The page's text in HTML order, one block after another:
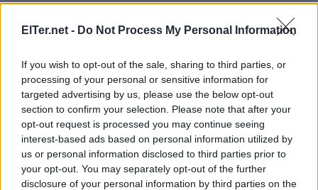
ElTer.net - Do Not Process My Personal Information
If you wish to opt-out of the sale, sharing to third parties, or
processing of your personal or sensitive information for
targeted advertising by us, please use the below opt-out
section to confirm your selection. Please note that after your
opt-out request is processed you may continue seeing
interest-based ads based on personal information utilized by
us or personal information disclosed to third parties prior to
your opt-out. You may separately opt-out of the further
disclosure of your personal information by third parties on the
El zoo d'en Pitus (1965)
, dues publicacions
que van ser referents en la pedagogia catalana i
van ser un exemple d'impuls de la identitat i la
cultura catalana en els anys de la dictadura. Bayés
ha continuat treballant i elaborant fins avui, amb
més de 1.000 llibres il·lustratsi amb moltes
col·laboracions en exposicions i visites en les
escoles de tot el país que fan que la dibuixant